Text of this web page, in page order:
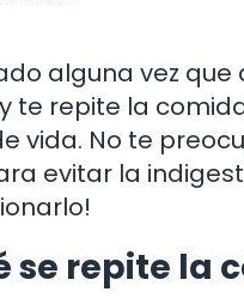
alguna vez
te repite la
vida. No te
evitar la
se repite la